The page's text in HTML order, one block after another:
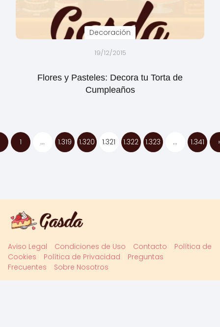
Decoración
19/12/2015
Flores y Pasteles: Decora tu Torta de
Cumpleaños
1 … 1.319 1.320 1.321 1.322 1.323 … 1.341
Aviso Legal Condiciones de Uso Contacto
Política de
Cookies
Política de Privacidad
Preguntas
Frecuentes
Sobre Nosotros